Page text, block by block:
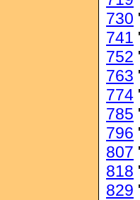
730
741
752
763
774
785
796
807
818
829